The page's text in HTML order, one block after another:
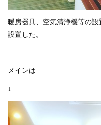
暖房器具、空気清浄機等の
設置した。
メインは
↓